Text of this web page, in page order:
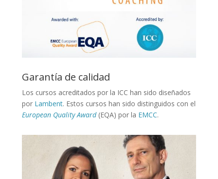
Garantía de calidad
Los cursos acreditados por la ICC han sido diseñados
por Lambent. Estos cursos han sido distinguidos con el
European Quality Award(EQA) por la EMCC.